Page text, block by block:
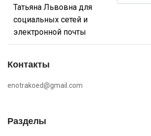
Татьяна Львовна для
социальных сетей и
электронной почты
Контакты
enotrakoed@gmail.com
Разделы